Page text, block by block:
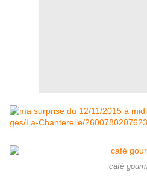
ges/La-Chanterelle/
café